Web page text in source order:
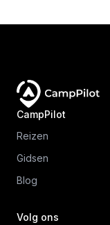
CampPilot
Reizen
Gidsen
Blog
Volg ons